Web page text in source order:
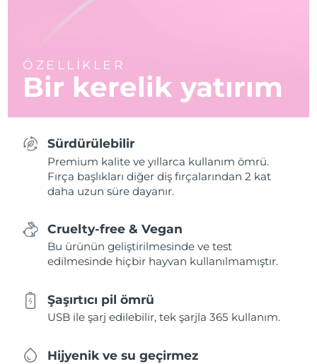
ÖZELLİKLER
Bir kerelik yatırım
Sürdürülebilir
Premium kalite ve yıllarca kullanım ömrü.
Fırça başlıkları diğer diş fırçalarından 2 kat
daha uzun süre dayanır.
Cruelty-free & Vegan
Bu ürünün geliştirilmesinde ve test
edilmesinde hiçbir hayvan kullanılmamıştır.
Şaşırtıcı pil ömrü
USB ile şarj edilebilir, tek şarjla 365 kullanım.
Hijyenik ve su geçirmez